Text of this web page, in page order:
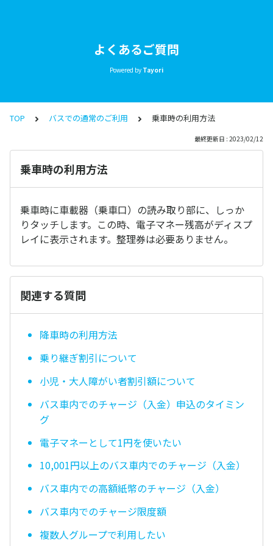
よくあるご質問
Powered by Tayori
TOP バスでの通常のご利用 乗車時の利用方法
最終更新日 : 2023/02/12
乗車時の利用方法
乗車時に車載器（乗車口）の読み取り部に、しっか
りタッチします。この時、電子マネー残高がディスプ
レイに表示されます。整理券は必要ありません。
関連する質問
降車時の利用方法
乗り継ぎ割引について
小児・大人障がい者割引額について
バス車内でのチャージ（入金）申込のタイミン
グ
電子マネーとして1円を使いたい
10,001円以上のバス車内でのチャージ（入金）
バス車内での高額紙幣のチャージ（入金）
バス車内でのチャージ限度額
複数人グループで利用したい